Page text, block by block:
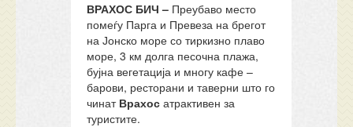
ВРАХОС БИЧ – Преубаво место
помеѓу Парга и Превеза на брегот
на Јонско море со тиркизно плаво
море, 3 км долга песочна плажа,
бујна вегетација и многу кафе –
барови, ресторани и таверни што го
чинат Врахос атрактивен за
туристите.